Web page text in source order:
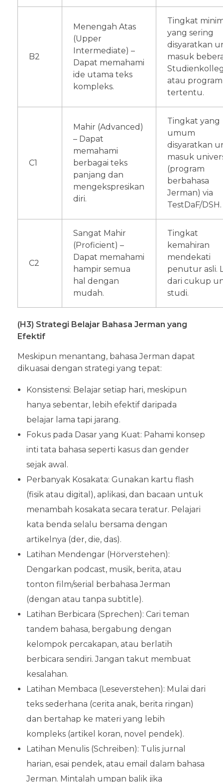
B2
Menengah Atas
(Upper
Intermediate) –
Dapat memahami
ide utama teks
kompleks.
Tingkat
yang sering
disyaratkan
masuk
atau program
tertentu.
C1
Mahir (Advanced)
– Dapat
memahami
berbagai teks
panjang dan
mengekspresikan
diri.
Tingkat yang
umum
disyaratkan
masuk
(program
berbahasa
Jerman) via
TestDaF/DSH.
C2
Sangat Mahir
(Proficient) –
Dapat memahami
hampir semua
hal dengan
mudah.
Tingkat
kemahiran
mendekati
penutur asli.
dari cukup
studi.
(H3) Strategi Belajar Bahasa Jerman yang
Efektif
Meskipun menantang, bahasa Jerman dapat
dikuasai dengan strategi yang tepat:
Konsistensi: Belajar setiap hari, meskipun
hanya sebentar, lebih efektif daripada
belajar lama tapi jarang.
Fokus pada Dasar yang Kuat: Pahami konsep
inti tata bahasa seperti kasus dan gender
sejak awal.
Perbanyak Kosakata: Gunakan kartu flash
(fisik atau digital), aplikasi, dan bacaan untuk
menambah kosakata secara teratur. Pelajari
kata benda selalu bersama dengan
artikelnya (der, die, das).
Latihan Mendengar (Hörverstehen):
Dengarkan podcast, musik, berita, atau
tonton film/serial berbahasa Jerman
(dengan atau tanpa subtitle).
Latihan Berbicara (Sprechen): Cari teman
tandem bahasa, bergabung dengan
kelompok percakapan, atau berlatih
berbicara sendiri. Jangan takut membuat
kesalahan.
Latihan Membaca (Leseverstehen): Mulai dari
teks sederhana (cerita anak, berita ringan)
dan bertahap ke materi yang lebih
kompleks (artikel koran, novel pendek).
Latihan Menulis (Schreiben): Tulis jurnal
harian, esai pendek, atau email dalam bahasa
Jerman. Mintalah umpan balik jika